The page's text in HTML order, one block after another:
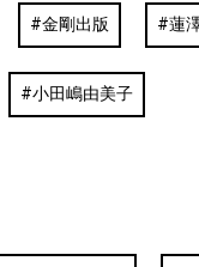
金剛出版 蓮
小田嶋由美子